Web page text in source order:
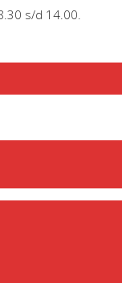
s/d 14.00.